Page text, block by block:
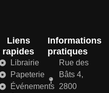
Liens
rapides
Librairie
Papeterie
Événements
Informations
pratiques
Rue des
Bâts 4,
2800